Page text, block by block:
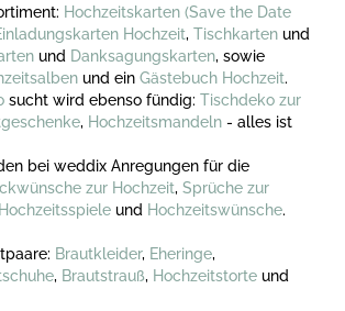
Hochzeitskarten (Save the Date
Hochzeit, Tischkarten und
und Danksagungskarten, sowie
und ein Gästebuch Hochzeit.
sucht wird ebenso fündig: Tischdeko zur
, Hochzeitsmandeln - alles ist
bei weddix Anregungen für die
zur Hochzeit, Sprüche zur
Hochzeitsspiele und Hochzeitswünsche.
Brautkleider, Eheringe,
, Brautstrauß, Hochzeitstorte und